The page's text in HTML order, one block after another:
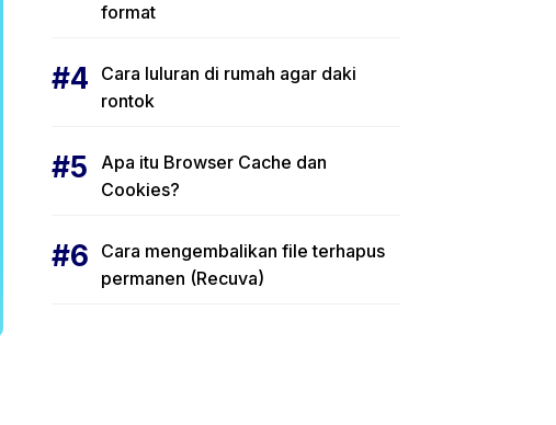
format
Cara luluran di rumah agar daki
rontok
Apa itu Browser Cache dan
Cookies?
Cara mengembalikan file terhapus
permanen (Recuva)